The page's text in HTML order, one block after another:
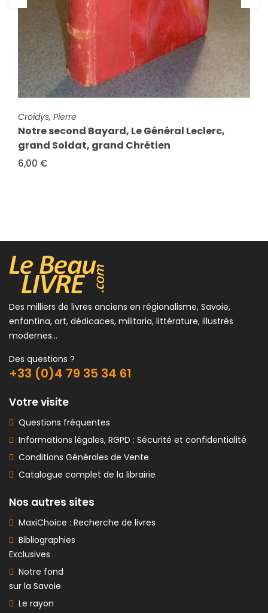
FICHE COMPLÈTE
Croidys, Pierre
Notre second Bayard, Le Général Leclerc,
grand Soldat, grand Chrétien
6,00 €
FICHE COMPLÈTE
Délivrance. Metz novembre 1944, Mulhouse
nov. 1944, Strasbourg nov. 1944, Colmar
février 1944....
8,00 €
Des milliers de livres anciens en régionalisme, Savoie,
enfantina, art, dédicaces, militaria, littérature, illustrés
modernes...
Des questions ?
+33 (0)4 79 35 34 61
Votre visite
Questions fréquentes
Informations légales, RGPD : Sécurité et confidentialité
Conditions Générales de Vente
Catalogue complet de la librairie
Nos autres sites
MaxiChoice : Recherche de livres
Bibliographies
Exclusives
Notre fond
sur la Savoie
Le rayon